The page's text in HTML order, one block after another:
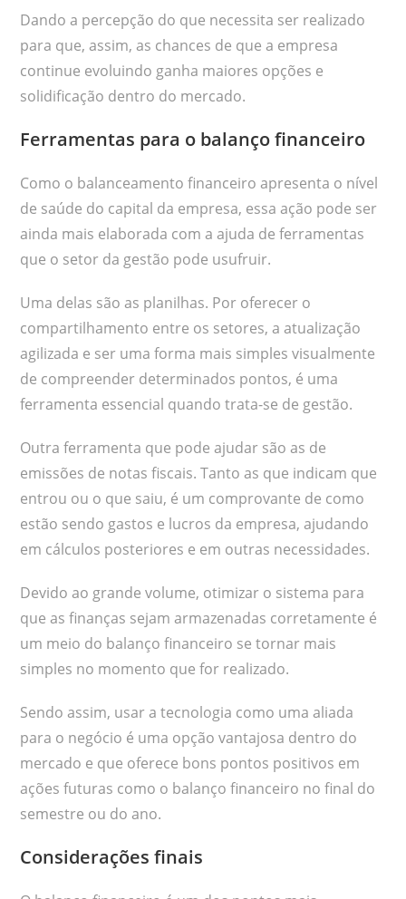
Dando a percepção do que necessita ser realizado
para que, assim, as chances de que a empresa
continue evoluindo ganha maiores opções e
solidificação dentro do mercado.
Ferramentas para o balanço financeiro
Como o balanceamento financeiro apresenta o nível
de saúde do capital da empresa, essa ação pode ser
ainda mais elaborada com a ajuda de ferramentas
que o setor da gestão pode usufruir.
Uma delas são as planilhas. Por oferecer o
compartilhamento entre os setores, a atualização
agilizada e ser uma forma mais simples visualmente
de compreender determinados pontos, é uma
ferramenta essencial quando trata-se de gestão.
Outra ferramenta que pode ajudar são as de
emissões de notas fiscais. Tanto as que indicam que
entrou ou o que saiu, é um comprovante de como
estão sendo gastos e lucros da empresa, ajudando
em cálculos posteriores e em outras necessidades.
Devido ao grande volume, otimizar o sistema para
que as finanças sejam armazenadas corretamente é
um meio do balanço financeiro se tornar mais
simples no momento que for realizado.
Sendo assim, usar a tecnologia como uma aliada
para o negócio é uma opção vantajosa dentro do
mercado e que oferece bons pontos positivos em
ações futuras como o balanço financeiro no final do
semestre ou do ano.
Considerações finais